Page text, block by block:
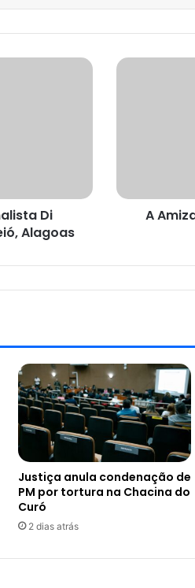
Di
Alagoas
A
Justiça anula condenação de
PM por tortura na Chacina do
Curó
2 dias atrás